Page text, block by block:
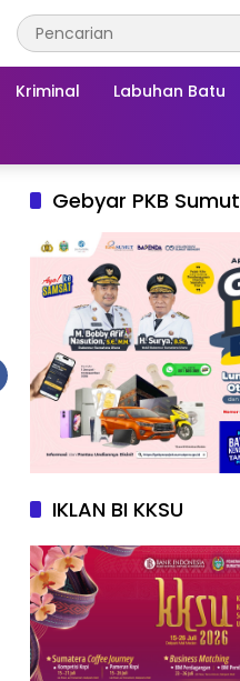
Kriminal Labuhan Batu
Gebyar PKB Sumut
IKLAN BI KKSU